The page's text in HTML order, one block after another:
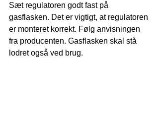
Sæt regulatoren godt fast på
gasflasken. Det er vigtigt, at regulatoren
er monteret korrekt. Følg anvisningen
fra producenten. Gasflasken skal stå
lodret også ved brug.